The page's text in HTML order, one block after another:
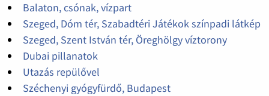
Balaton, csónak, vízpart
Szeged, Dóm tér, Szabadtéri Játékok színpadi látkép
Szeged, Szent István tér, Öreghölgy víztorony
Dubai pillanatok
Utazás repülővel
Széchenyi gyógyfürdő, Budapest